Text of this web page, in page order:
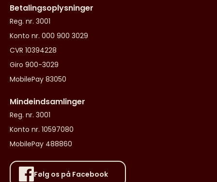
Betalingsoplysninger
Reg. nr. 3001
Konto nr. 000 900 3029
CVR 10394228
Giro 900-3029
MobilePay 83050
Mindeindsamlinger
Reg. nr. 3001
Konto nr. 10597080
MobilePay 488860
Følg os på Facebook